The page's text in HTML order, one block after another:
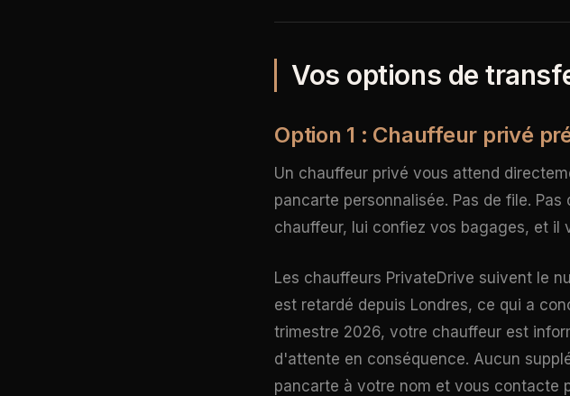
Vos options de
Option 1 : Chauffeur privé
Un chauffeur privé vous attend
pancarte personnalisée. Pas de file.
chauffeur, lui confiez vos bagages, et il
Les chauffeurs PrivateDrive suivent le
est retardé depuis Londres, ce qui a
trimestre 2026, votre chauffeur est
d'attente en conséquence. Aucun
pancarte à votre nom et vous contacte